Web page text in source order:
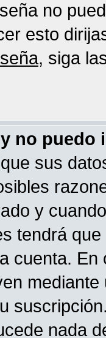
no
esto
, siga
no puedo
sus
y
tendrá
cuenta.
nada